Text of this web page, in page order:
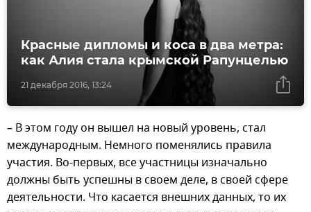
21 декабря 2016, 13:24
Красные дипломы и коса в два метра:
как Алия стала крымской Рапунцелью
– В этом году он вышел на новый уровень, стал
международным. Немного поменялись правила
участия. Во-первых, все участницы изначально
должны быть успешны в своем деле, в своей сфере
деятельности. Что касается внешних данных, то их